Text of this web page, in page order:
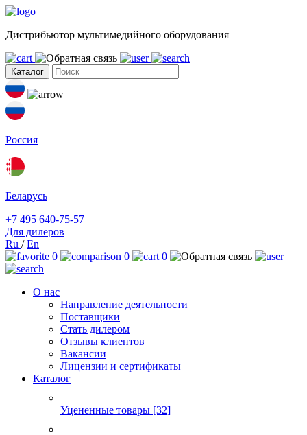
Дистрибьютор мультимедийного оборудования
Каталог
Россия
Беларусь
+7 495 640-75-57
Для дилеров
Ru /En
0
0 0
О нас
Направление деятельности
Поставщики
Стать дилером
Отзывы клиентов
Вакансии
Лицензии и сертификаты
Каталог
Уцененные товары [32]